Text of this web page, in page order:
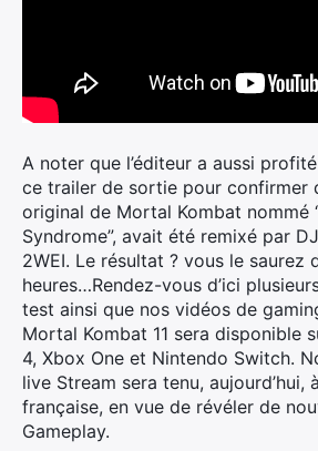
A noter que l’éditeur a aussi
ce trailer de sortie pour confirmer
original de Mortal Kombat nommé
Syndrome”, avait été remixé par
2WEI. Le résultat ? vous le saurez
heures…Rendez-vous d’ici
test ainsi que nos vidéos de
Mortal Kombat 11 sera disponible
4, Xbox One et Nintendo Switch.
live Stream sera tenu, aujourd’hui,
française, en vue de révéler de
Gameplay.